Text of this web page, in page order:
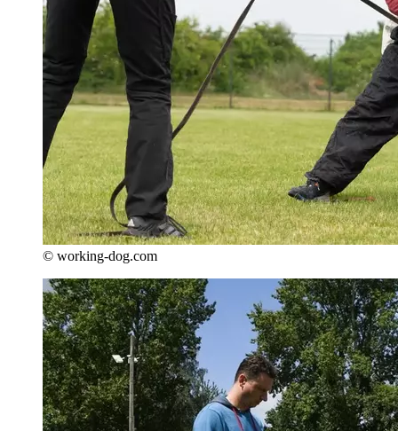
© working-dog.com